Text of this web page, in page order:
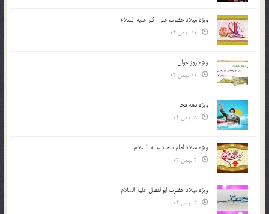
ویژه میلاد حضرت علی اکبر علیه السلام
ویژه روز جوان
ویژه دهه فجر
ویژه میلاد امام سجاد علیه السلام
ویژه میلاد حضرت ابوالفضل علیه السلام